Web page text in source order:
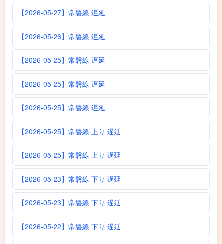
【2026-05-27】常磐線 遅延
【2026-05-26】常磐線 遅延
【2026-05-25】常磐線 遅延
【2026-05-25】常磐線 遅延
【2026-05-25】常磐線 遅延
【2026-05-25】常磐線 上り 遅延
【2026-05-25】常磐線 上り 遅延
【2026-05-23】常磐線 下り 遅延
【2026-05-23】常磐線 下り 遅延
【2026-05-22】常磐線 下り 遅延